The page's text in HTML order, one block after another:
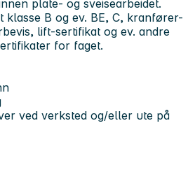
plate- og sveisearbeidet.
klasse B og ev. BE, C, kranfører-
lift-sertifikat og ev. andre
for faget.
ved verksted og/eller ute på